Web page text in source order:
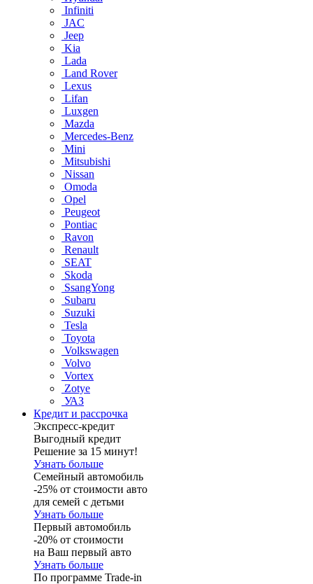
Infiniti
JAC
Jeep
Kia
Lada
Land Rover
Lexus
Lifan
Luxgen
Mazda
Mercedes-Benz
Mini
Mitsubishi
Nissan
Omoda
Opel
Peugeot
Pontiac
Ravon
Renault
SEAT
Skoda
SsangYong
Subaru
Suzuki
Tesla
Toyota
Volkswagen
Volvo
Vortex
Zotye
УАЗ
Кредит и рассрочка
Экспресс-кредит
Выгодный кредит
Решение за 15 минут!
Узнать больше
Семейный автомобиль
-25% от стоимости авто
для семей с детьми
Узнать больше
Первый автомобиль
-20% от стоимости
на Ваш первый авто
Узнать больше
По программе Trade-in